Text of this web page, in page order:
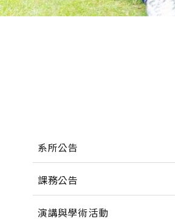
系所公告
課務公告
演講與學術活動